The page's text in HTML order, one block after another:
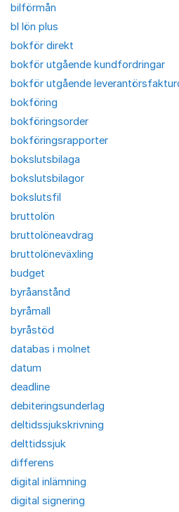
bilförmån
bl lön plus
bokför direkt
bokför utgående kundfordringar
bokför utgående
bokföring
bokföringsorder
bokföringsrapporter
bokslutsbilaga
bokslutsbilagor
bokslutsfil
bruttolön
bruttolöneavdrag
bruttolöneväxling
budget
byråanstånd
byråmall
byråstöd
databas i molnet
datum
deadline
debiteringsunderlag
deltidssjukskrivning
delttidssjuk
differens
digital inlämning
digital signering